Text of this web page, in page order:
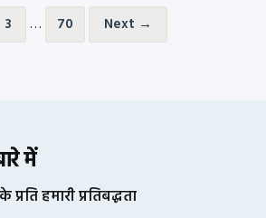
Posts pagination
3 … 70 Next →
में
हमारी प्रतिबद्धता